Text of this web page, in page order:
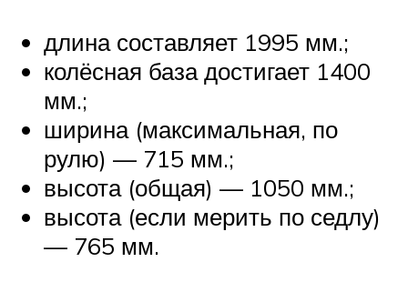
длина составляет 1995 мм.;
колёсная база достигает 1400
мм.;
ширина (максимальная, по
рулю) — 715 мм.;
высота (общая) — 1050 мм.;
высота (если мерить по седлу)
— 765 мм.